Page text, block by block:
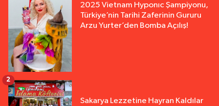
2025 Vietnam Hyponıc Şampiyonu,
Türkiye’nin Tarihi Zaferinin Gururu
Arzu Yurter’den Bomba Açılış!
Sakarya Lezzetine Hayran Kaldılar
2